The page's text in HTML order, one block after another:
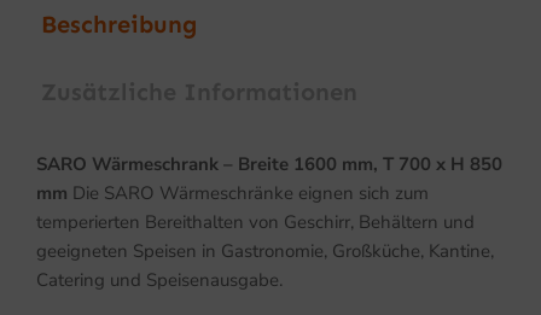
Beschreibung
SARO Wärmeschrank – Breite 1600 mm, T 700 x H 850
mm Die SARO Wärmeschränke eignen sich zum
temperierten Bereithalten von Geschirr, Behältern und
geeigneten Speisen in Gastronomie, Großküche, Kantine,
Catering und Speisenausgabe.